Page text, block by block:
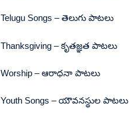
Telugu Songs – తెలుగు పాటలు
Thanksgiving – కృతజ్ఞత పాటలు
Worship – ఆరాధనా పాటలు
Youth Songs – యౌవనస్థుల పాటలు